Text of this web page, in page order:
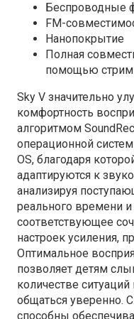
Беспроводные
FM-
Нанопокрытие
Полная
помощью
Sky V значительно
комфортность
алгоритмом
операционной
OS, благодаря
адаптируются к
анализируя
реального времени и
соответствующее
настроек усиления,
Оптимальное
позволяет детям
количестве
общаться уверенно.
способны